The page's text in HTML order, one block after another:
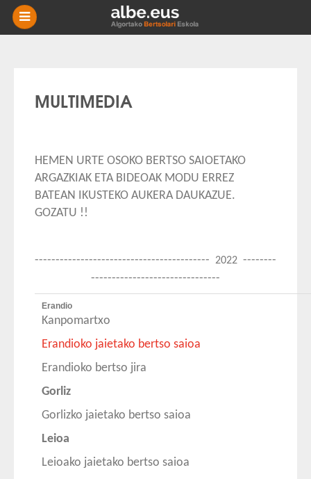
AGENDA
HISTORIA
HARREMANETARAKO
-
MULTIMEDIA
HEMEN URTE OSOKO BERTSO SAIOETAKO
ARGAZKIAK ETA BIDEOAK MODU ERREZ
BATEAN IKUSTEKO AUKERA DAUKAZUE.
GOZATU !!
------------------------------------------ 2022 --------
-------------------------------
Erandio
Kanpomartxo
Erandioko jaietako bertso saioa
Erandioko bertso jira
Gorliz
Gorlizko jaietako bertso saioa
Leioa
Leioako jaietako bertso saioa